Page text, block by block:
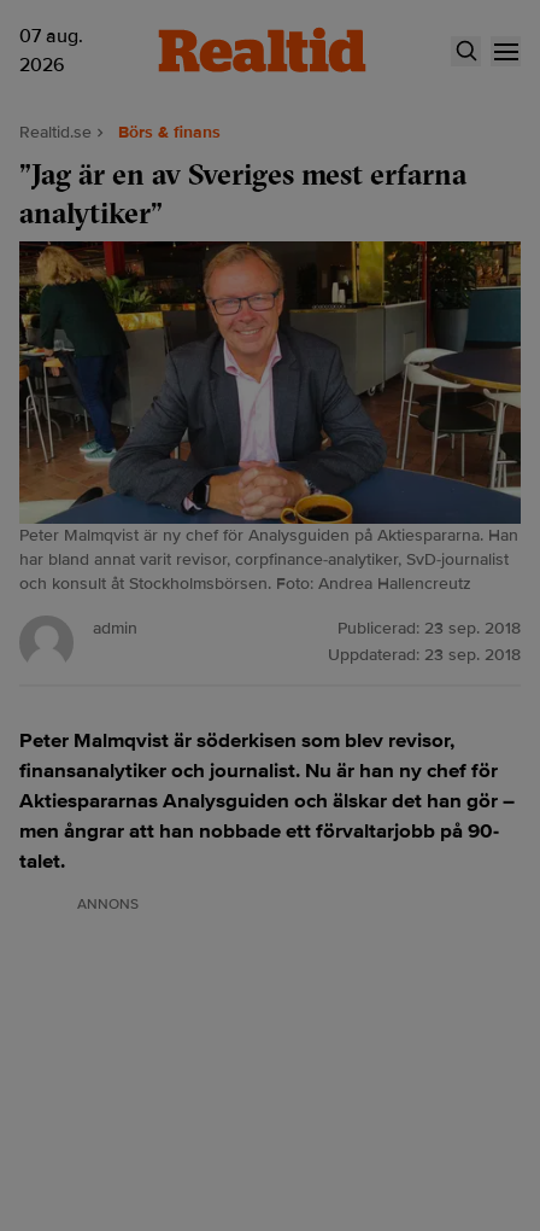
07 aug.
2026
Realtid.se Börs & finans
”Jag är en av Sveriges mest erfarna
analytiker”
Peter Malmqvist är ny chef för Analysguiden på Aktiespararna. Han
har bland annat varit revisor, corpfinance-analytiker, SvD-journalist
och konsult åt Stockholmsbörsen. Foto: Andrea Hallencreutz
admin Publicerad: 23 sep. 2018
Uppdaterad: 23 sep. 2018
Peter Malmqvist är söderkisen som blev revisor,
finansanalytiker och journalist. Nu är han ny chef för
Aktiespararnas Analysguiden och älskar det han gör –
men ångrar att han nobbade ett förvaltarjobb på 90-
talet.
ANNONS